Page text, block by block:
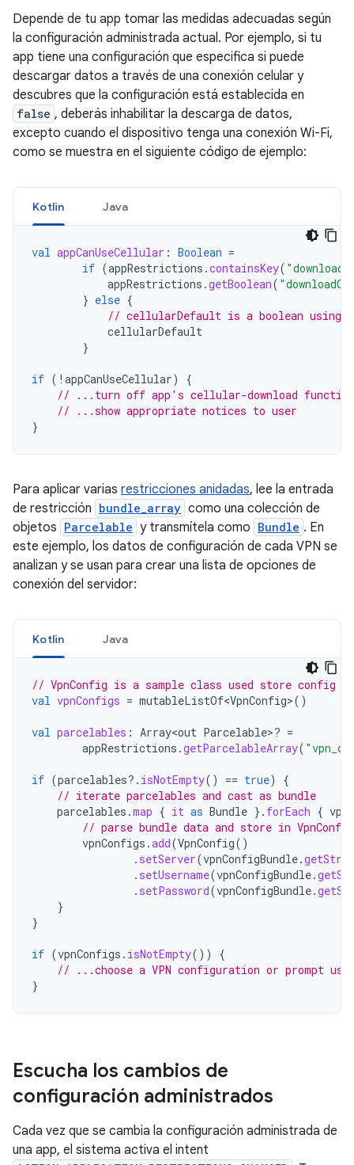
Depende de tu app tomar las medidas adecuadas según
la configuración administrada actual. Por ejemplo, si tu
app tiene una configuración que especifica si puede
descargar datos a través de una conexión celular y
descubres que la configuración está establecida en
false , deberás inhabilitar la descarga de datos,
excepto cuando el dispositivo tenga una conexión Wi-Fi,
como se muestra en el siguiente código de ejemplo:
Kotlin Java
val appCanUseCellular : Boolean =
if (appRestrictions .containsKey(
appRestrictions .getBoolean(
} else {
// cellularDefault is a boolean using
cellularDefault
}
if ( ! appCanUseCellular)
{
// ...turn off app's cellular-download
// ...show appropriate notices to user
}
Para aplicar varias restricciones anidadas, lee la entrada
de restricción bundle_array como una colección de
objetos Parcelable y transmítela como Bundle . En
este ejemplo, los datos de configuración de cada VPN se
analizan y se usan para crear una lista de opciones de
conexión del servidor:
Kotlin Java
// VpnConfig is a sample class used store config
val vpnConfigs = mutableListOf<VpnConfig>()
val parcelables : Array<out Parcelable>? =
appRestrictions .getParcelableArray(
if (parcelables?. isNotEmpty() == true)
{
// iterate parcelables and cast as bundle
parcelables .map { it as Bundle }. forEach {
// parse bundle data and store in
vpnConfigs .add(VpnConfig()
. setServer(vpnConfigBundle.
. setUsername(vpnConfigBundle.
. setPassword(vpnConfigBundle.
}
}
if (vpnConfigs . isNotEmpty())
{
// ...choose a VPN configuration or prompt
}
Escucha los cambios de
configuración administrados
Cada vez que se cambia la configuración administrada de
una app, el sistema activa el intent